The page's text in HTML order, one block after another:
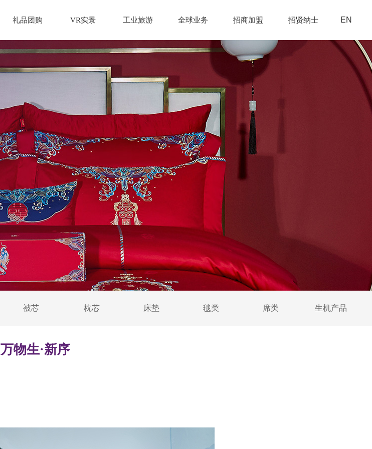
枕芯 床垫 毯类 生机产品
席类
被芯
万物生·新序
礼品团购 VR实景 工业旅游 全球业务 招商加盟 招贤纳士 EN